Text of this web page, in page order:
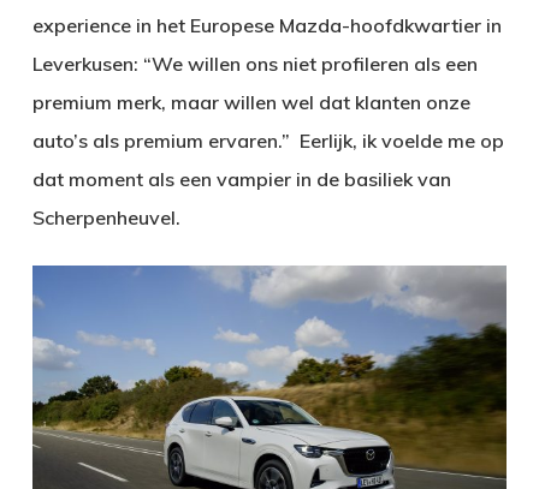
experience in het Europese Mazda-hoofdkwartier in
Leverkusen: “We willen ons niet profileren als een
premium merk, maar willen wel dat klanten onze
auto’s als premium ervaren.” Eerlijk, ik voelde me op
dat moment als een vampier in de basiliek van
Scherpenheuvel.